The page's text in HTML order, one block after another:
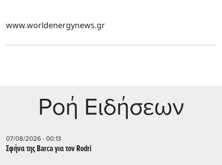
www.worldenergynews.gr
Ρoή Ειδήσεων
07/08/2026 - 00:13
Σφήνα της Barca για τον Rodri